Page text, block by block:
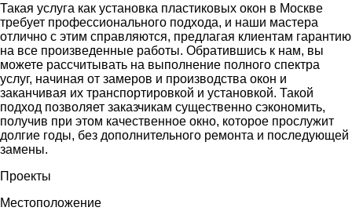
Такая услуга как установка пластиковых окон в Москве
требует профессионального подхода, и наши мастера
отлично с этим справляются, предлагая клиентам гарантию
на все произведенные работы. Обратившись к нам, вы
можете рассчитывать на выполнение полного спектра
услуг, начиная от замеров и производства окон и
заканчивая их транспортировкой и установкой. Такой
подход позволяет заказчикам существенно сэкономить,
получив при этом качественное окно, которое прослужит
долгие годы, без дополнительного ремонта и последующей
замены.
Проекты
Местоположение